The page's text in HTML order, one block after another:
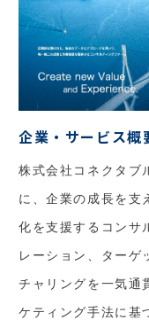
企業・サービス概
株式会社コネクタブ
に、企業の成長を支
化を支援するコンサ
レーション、ターゲ
チャリングを一気通
ケティング手法に基